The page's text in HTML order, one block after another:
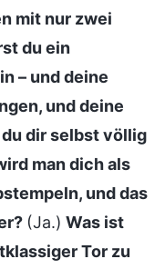
mit nur zwei
du ein
– und deine
und deine
dir selbst völlig
man dich als
und das
(Ja.) Was ist
Tor zu